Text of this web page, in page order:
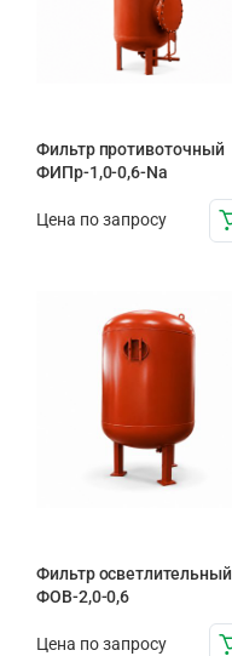
Фильтр противоточный
ФИПр-1,0-0,6-Na
Цена по запросу
Фильтр осветлительный
ФОВ-2,0-0,6
Цена по запросу